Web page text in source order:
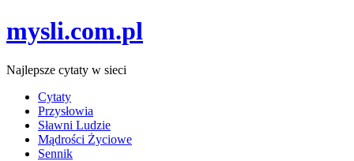
mysli.com.pl
Najlepsze cytaty w sieci
Cytaty
Przysłowia
Sławni Ludzie
Mądrości Życiowe
Sennik